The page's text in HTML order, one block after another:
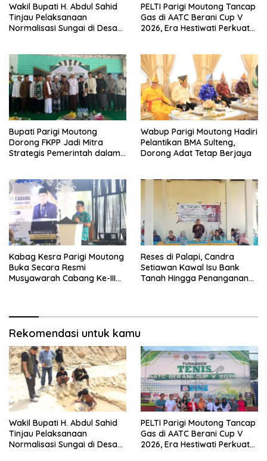
Wakil Bupati H. Abdul Sahid
Tinjau Pelaksanaan
Normalisasi Sungai di Desa
PELTI Parigi Moutong Tancap
Gas di AATC Berani Cup V
2026, Era Hestiwati Perkuat
Bupati Parigi Moutong
Dorong FKPP Jadi Mitra
Strategis Pemerintah dalam
Wabup Parigi Moutong Hadiri
Pelantikan BMA Sulteng,
Dorong Adat Tetap Berjaya
Kabag Kesra Parigi Moutong
Buka Secara Resmi
Musyawarah Cabang Ke-III
Reses di Palapi, Candra
Setiawan Kawal Isu Bank
Tanah Hingga Penanganan
Rekomendasi untuk kamu
Wakil Bupati H. Abdul Sahid
Tinjau Pelaksanaan
Normalisasi Sungai di Desa
PELTI Parigi Moutong Tancap
Gas di AATC Berani Cup V
2026, Era Hestiwati Perkuat